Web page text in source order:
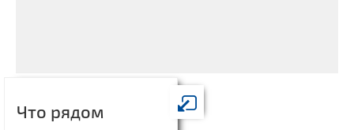
Что рядом